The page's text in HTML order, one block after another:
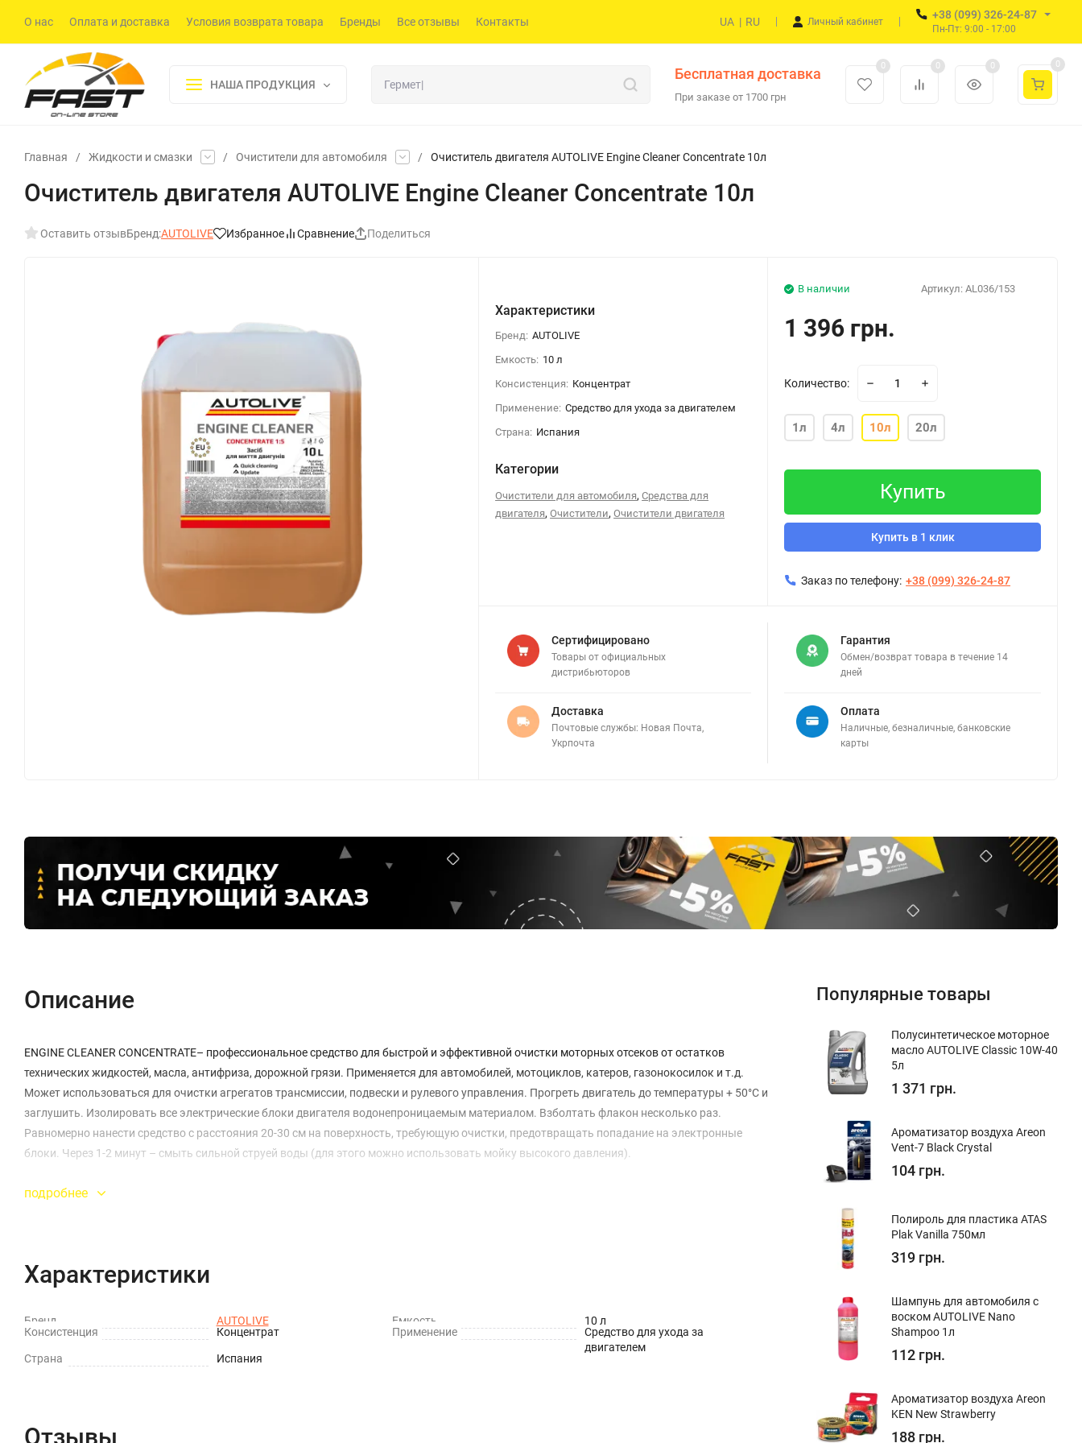
О нас Оплата и доставка Условия возврата товара Бренды Все отзывы Контакты UA | RU Личный кабинет
+38 (099) 326-24-87
Пн-Пт: 9:00 - 17:00
НАША ПРОДУКЦИЯ
Бесплатная доставка
При заказе от 1700 грн
0 0 0 0
Главная / Жидкости и смазки / Очистители для автомобиля / Очиститель двигателя AUTOLIVE Engine Cleaner Concentrate 10л
Очиститель двигателя AUTOLIVE Engine Cleaner Concentrate 10л
Оставить отзывБренд:AUTOLIVE Избранное Сравнение Поделиться
Характеристики
Бренд: AUTOLIVE
Емкость: 10 л
Консистенция: Концентрат
Применение: Средство для ухода за двигателем
Страна: Испания
Категории
Очистители для автомобиля,Средства для
двигателя,Очистители,Очистители двигателя
Артикул: AL036/153
В наличии
1 396 грн.
Количество:
1л 4л 10л 20л
Купить
Купить в 1 клик
Заказ по телефону: +38 (099) 326-24-87
Сертифицировано
Товары от официальных
дистрибьюторов
Доставка
Почтовые службы: Новая Почта,
Укрпочта
Гарантия
Обмен/возврат товара в течение 14
дней
Оплата
Наличные, безналичные, банковские
карты
Описание
ENGINE CLEANER CONCENTRATE– профессиональное средство для быстрой и эффективной очистки моторных отсеков от остатков
технических жидкостей, масла, антифриза, дорожной грязи. Применяется для автомобилей, мотоциклов, катеров, газонокосилок и т.д.
Может использоваться для очистки агрегатов трансмиссии, подвески и рулевого управления. Прогреть двигатель до температуры + 50°С и
заглушить. Изолировать все электрические блоки двигателя водонепроницаемым материалом. Взболтать флакон несколько раз.
Равномерно нанести средство с расстояния 20-30 см на поверхность, требующую очистки, предотвращать попадание на электронные
блоки. Через 1-2 минут – смыть сильной струей воды (для этого можно использовать мойку высокого давления).
подробнее
Характеристики
Бренд AUTOLIVE Емкость
10 л
Консистенция
Концентрат Применение
Средство для ухода за
двигателем
Страна
Испания
Отзывы
Популярные товары
Полуcинтетическое моторное
масло AUTOLIVE Classic 10W-40
5л
1 371 грн.
Ароматизатор воздуха Areon
Vent-7 Black Crystal
104 грн.
Полироль для пластика ATAS
Plak Vanilla 750мл
319 грн.
Шампунь для автомобиля с
воском AUTOLIVE Nano
Shampoo 1л
112 грн.
Ароматизатор воздуха Areon
KEN New Strawberry
188 грн.